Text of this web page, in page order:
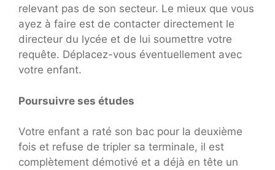
relevant pas de son secteur. Le mieux que vous
ayez à faire est de contacter directement le
directeur du lycée et de lui soumettre votre
requête. Déplacez-vous éventuellement avec
votre enfant.
Poursuivre ses études
Votre enfant a raté son bac pour la deuxième
fois et refuse de tripler sa terminale, il est
complètement démotivé et a déjà en tête un